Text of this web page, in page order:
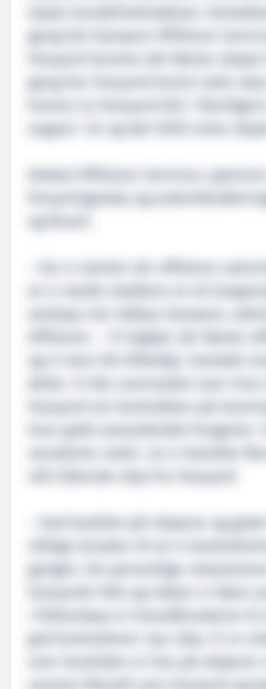
gang het Garware Offshore
gang har Havyard levert seks
hvorav to Havyard 832.
august i år og det hittil siste
Global Offshore Services
forsyningsskip og
– Da vi startet vår offshore
at vi skulle etablere et så
Offshore. – Vi kjøpte vår første
dette. Vi ble overrasket over
Havyard om kontrakten på
hvor godt samarbeidet fungerte i
– God kvalitet på skipene og
viktige årsaker til at vi
gangen. De personlige
Havyards folk og måten vi løser
i fellesskap er hovedårsakene
god kontraherer nye skip. Vi er
over levetiden er bra på skipene